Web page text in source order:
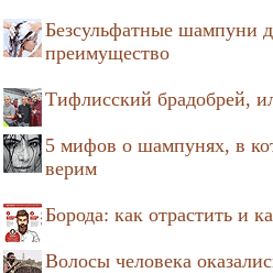
Безсульфатные шампуни
преимущество
Тифлисский брадобрей,
5 мифов о шампунях, в
верим
Борода: как отрастить и
Волосы человека